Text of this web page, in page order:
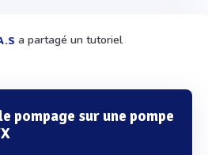
a partagé un tutoriel
pompage sur une pompe